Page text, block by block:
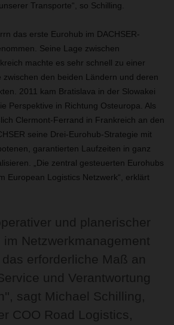
Transporte“, so Schilling.
das erste Eurohub im DACHSER-
Seine Lage zwischen
machte es sehr schnell zu einer
zwischen den beiden Ländern und deren
2011 kam Bratislava in der Slowakei
Perspektive in Richtung Osteuropa. Als
Clermont-Ferrand in Frankreich an den
seine Drei-Eurohub-Strategie mit
garantierten Laufzeiten in ganz
„Die zentral gesteuerten Eurohubs
European Logistics Netzwerk“, erklärt
und planerischer
im Netzwerkmanagement
erforderliche Maß an
und Verantwortung
sagt Michael Schilling,
COO Road Logistics,